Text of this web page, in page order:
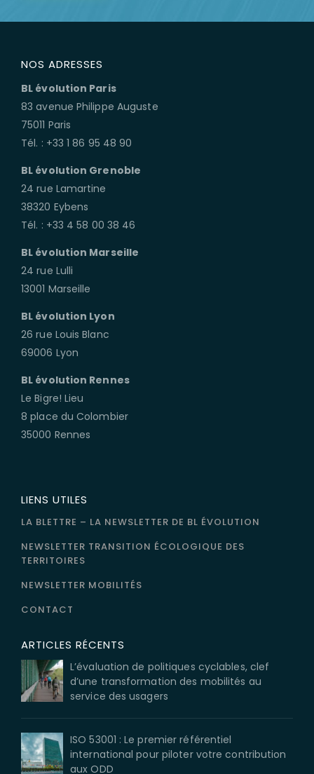
NOS ADRESSES
BL évolution Paris
83 avenue Philippe Auguste
75011 Paris
Tél. : +33 1 86 95 48 90
BL évolution Grenoble
24 rue Lamartine
38320 Eybens
Tél. : +33 4 58 00 38 46
BL évolution Marseille
24 rue Lulli
13001 Marseille
BL évolution Lyon
26 rue Louis Blanc
69006 Lyon
BL évolution Rennes
Le Bigre! Lieu
8 place du Colombier
35000 Rennes
LIENS UTILES
LA BLETTRE – LA NEWSLETTER DE BL ÉVOLUTION
NEWSLETTER TRANSITION ÉCOLOGIQUE DES
TERRITOIRES
NEWSLETTER MOBILITÉS
CONTACT
ARTICLES RÉCENTS
L’évaluation de politiques cyclables, clef
d’une transformation des mobilités au
service des usagers
ISO 53001 : Le premier référentiel
international pour piloter votre contribution
aux ODD